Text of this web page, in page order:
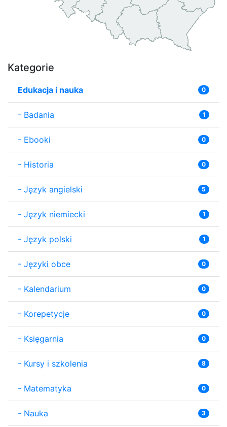
Kategorie
Edukacja i nauka 0
- Badania 1
- Ebooki 0
- Historia 0
- Język angielski 5
- Język niemiecki 1
- Język polski 1
- Języki obce 0
- Kalendarium 0
- Korepetycje 0
- Księgarnia 0
- Kursy i szkolenia 8
- Matematyka 0
- Nauka 3